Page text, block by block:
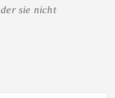
sie nicht